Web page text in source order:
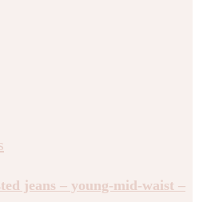
jeans – young-mid-waist –